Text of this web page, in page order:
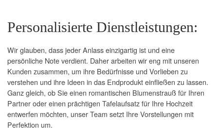
Personalisierte Dienstleistungen:
Wir glauben, dass jeder Anlass einzigartig ist und eine
persönliche Note verdient. Daher arbeiten wir eng mit unseren
Kunden zusammen, um ihre Bedürfnisse und Vorlieben zu
verstehen und ihre Ideen in das Endprodukt einfließen zu lassen.
Ganz gleich, ob Sie einen romantischen Blumenstrauß für Ihren
Partner oder einen prächtigen Tafelaufsatz für Ihre Hochzeit
entwerfen möchten, unser Team setzt Ihre Vorstellungen mit
Perfektion um.